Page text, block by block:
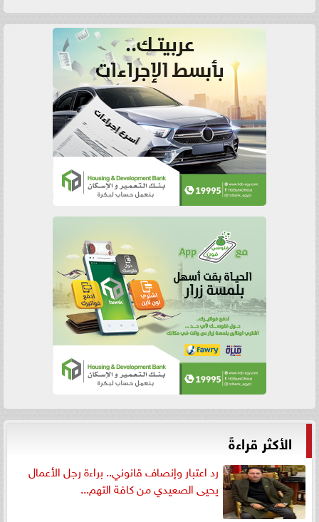
الأكثر قراءةً
رد اعتبار وإنصاف قانوني.. براءة رجل الأعمال
يحيى الصعيدي من كافة التهم...